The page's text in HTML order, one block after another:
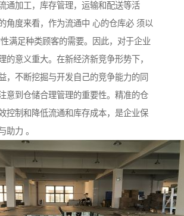
通加工，库存管理，运输和配送等活
角度来看，作为流通中 心的仓库必 须以
满足种类顾客的需要。因此，对于企业
的意义重大。在新经济新竞争形势下，
，不断挖掘与开发自己的竞争能力的同
意到仓储合理管理的重要性。精准的仓
控制和降低流通和库存成本，是企业保
助力 。